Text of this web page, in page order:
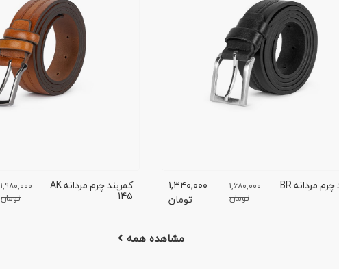
کمربند چرم مردانه BR
۱,۶۸۰,۰۰۰
تومان
۱,۳۴۰,۰۰۰
تومان
کمربند چرم مردانه AK
145
۱,۹۸۰,۰۰۰
تومان
مشاهده همه